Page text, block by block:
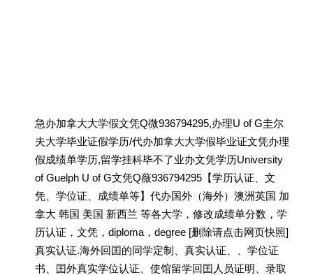
急办加拿大大学假文凭Q微936794295,办理U of G圭尔
夫大学毕业证假学历/代办加拿大大学假毕业证文凭办理
假成绩单学历,留学挂科毕不了业办文凭学历University
of Guelph U of G文凭Q薇936794295【学历认证、文
凭、学位证、成绩单等】代办国外（海外）澳洲英国 加
拿大 韩国 美国 新西兰 等各大学，修改成绩单分数，学
历认证，文凭，diploma，degree [删除请点击网页快照]
真实认证.海外回囯的同学定制、真实认证、、学位证
书、囯外真实学位认证、使馆留学回囯人员证明、录取